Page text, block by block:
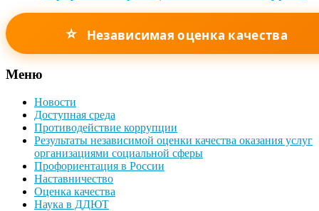
⭐ Независимая оценка качества
Меню
Новости
Доступная среда
Противодействие коррупции
Результаты независимой оценки качества оказания услуг
организациями социальной сферы
Профориентация в России
Наставничество
Оценка качества
Наука в ДДЮТ